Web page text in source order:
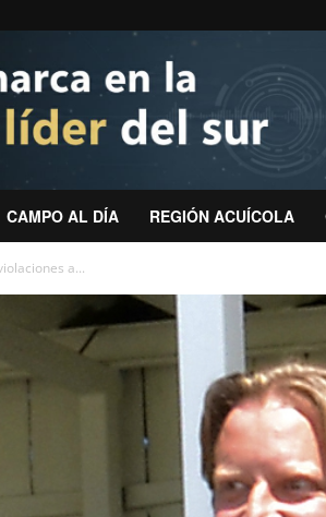
CAMPO AL DÍA REGIÓN ACUÍCOLA
a...